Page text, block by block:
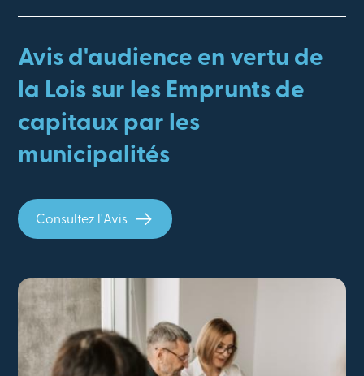
Avis d'audience en vertu de
la Lois sur les Emprunts de
capitaux par les
municipalités
Consultez l'Avis